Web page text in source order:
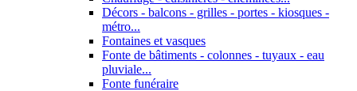
Décors - balcons - grilles - portes - kiosques -
métro...
Fontaines et vasques
Fonte de bâtiments - colonnes - tuyaux - eau
pluviale...
Fonte funéraire